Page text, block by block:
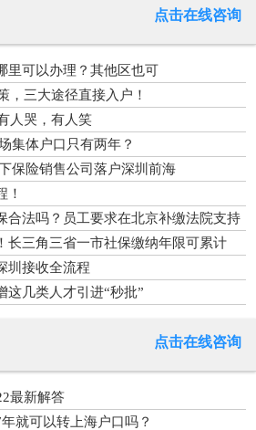
点击在线咨询
里可以办理？其他区也可
，三大途径直接入户！
人哭，有人笑
集体户口只有两年？
保险销售公司落户深圳前海
！
合法吗？员工要求在北京补缴法院支持
长三角三省一市社保缴纳年限可累计
圳接收全流程
这几类人才引进“秒批”
点击在线咨询
最新解答
就可以转上海户口吗？